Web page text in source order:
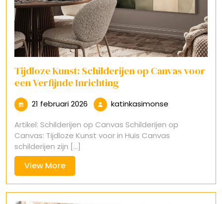
Tijdloze Kunst: Schilderijen op Canvas voor
een Verfijnde Inrichting
21 februari 2026
februari
2026
katinkasimonse
Artikel: Schilderijen op Canvas Schilderijen op
Canvas: Tijdloze Kunst voor in Huis Canvas
schilderijen zijn [...]
View MoreView
More